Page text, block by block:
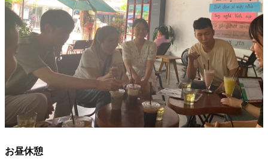
お昼休憩